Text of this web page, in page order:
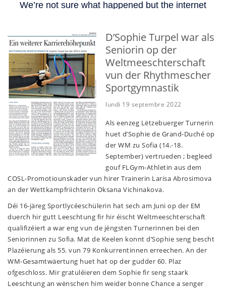
D’Sophie Turpel war als
Seniorin op der
Weltmeeschterschaft
vun der Rhythmescher
Sportgymnastik
lundi 19 septembre 2022
Als eenzeg Lëtzebuerger Turnerin
huet d’Sophie de Grand-Duché op
der WM zu Sofia (14.-18.
September) vertrueden ; begleed
gouf FLGym-Athletin aus dem
COSL-Promotiounskader vun hirer Trainerin Larisa Abrosimova
an der Wettkampfriichterin Oksana Vichinakova.
Déi 16-järeg Sportlycéeschülerin hat sech am Juni op der EM
duerch hir gutt Leeschtung fir hir éischt Weltmeeschterschaft
qualifizéiert a war eng vun de jéngsten Turnerinnen bei den
Seniorinnen zu Sofia. Mat de Keelen konnt d’Sophie seng bescht
Plazéierung als 55. vun 79 Konkurrentinnen erreechen. An der
WM-Gesamtwäertung huet hat op der gudder 60. Plaz
ofgeschloss. Mir gratuléieren dem Sophie fir seng staark
Leeschtung an wënschen him weider bonne Chance a senger